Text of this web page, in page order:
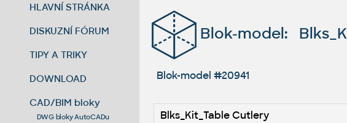
HLAVNÍ STRÁNKA
DISKUZNÍ FÓRUM
TIPY A TRIKY
DOWNLOAD
CAD/BIM bloky
DWG bloky AutoCADu
Blok-model:
Blok-model #20941
Blks_Kit_Table Cutlery